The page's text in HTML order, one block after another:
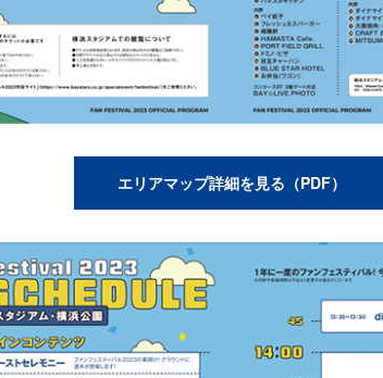
エリアマップ詳細を見る（PDF）